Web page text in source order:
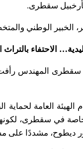
سقطرى.
الخبير الوطني
الاحتفاء بالتراث
المهندس رأفت
العامة لحماية
في سقطرى،
ديطوح، مشددًا على